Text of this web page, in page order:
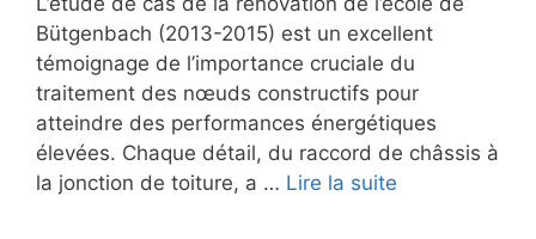
Bütgenbach (2013-2015) est un excellent
témoignage de l’importance cruciale du
traitement des nœuds constructifs pour
atteindre des performances énergétiques
élevées. Chaque détail, du raccord de châssis à
la jonction de toiture, a … Lire la suite